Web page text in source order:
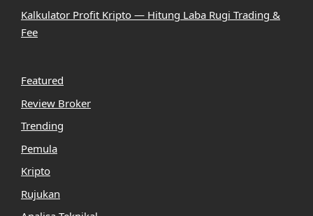
Kalkulator Profit Kripto — Hitung Laba Rugi Trading &
Fee
Featured
Review Broker
Trending
Pemula
Kripto
Rujukan